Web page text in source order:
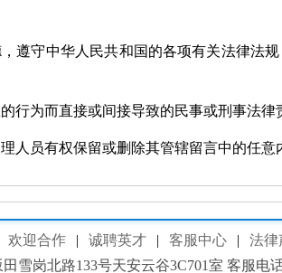
遵守中华人民共和国的各项有关法律法
行为而直接或间接导致的民事或刑事法律
人员有权保留或删除其管辖留言中的任意
欢迎合作 | 诚聘英才 | 客服中心 | 法律
雪岗北路133号天安云谷3C701室 客服电